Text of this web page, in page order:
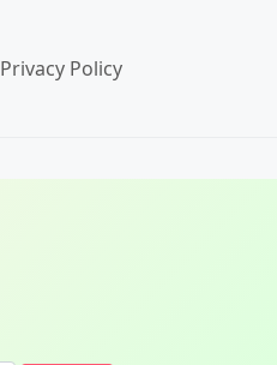
Privacy Policy